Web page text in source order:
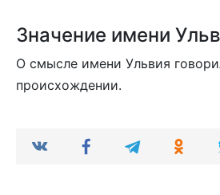
Значение имени
О смысле имени Ульвия
происхождении.